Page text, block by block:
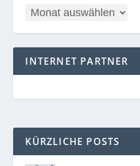
INTERNET PARTNER
KÜRZLICHE POSTS